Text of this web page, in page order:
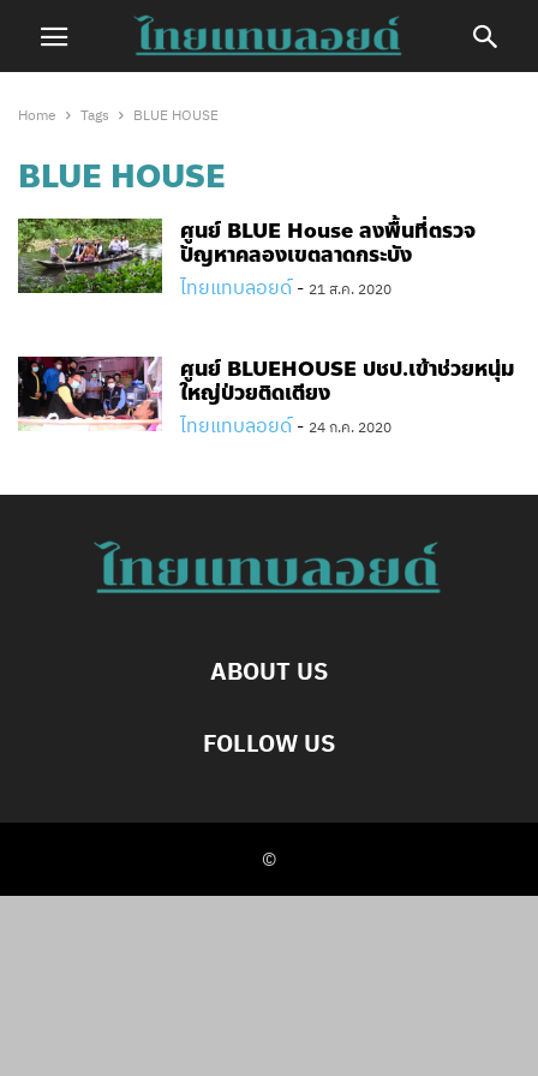
Home Tags BLUE HOUSE
BLUE HOUSE
ศูนย์ BLUE House ลงพื้นที่ตรวจ
ปัญหาคลองเขตลาดกระบัง
ไทยแทบลอยด์ - 21 ส.ค. 2020
ศูนย์ BLUEHOUSE ปชป.เข้าช่วยหนุ่ม
ใหญ่ป่วยติดเตียง
ไทยแทบลอยด์ - 24 ก.ค. 2020
ABOUT US
FOLLOW US
©